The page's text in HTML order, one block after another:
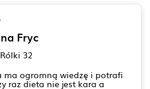
Od razu można
profesjonalizm oraz
miałam poczucia, że jestem
– wręcz przeciwnie, czułam
dopasowania dalszego
mojego zdrowia,
doświadczeń.
przyjaznej atmosferze,
Fryc
32
ma ogromną wiedzę i potrafi
raz dieta nie jest kara a